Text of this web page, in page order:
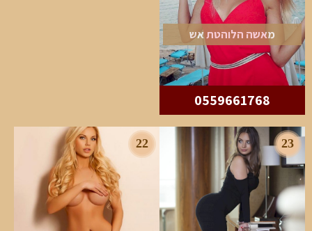
מאשה הלוהטת אש
0559661768
23
22